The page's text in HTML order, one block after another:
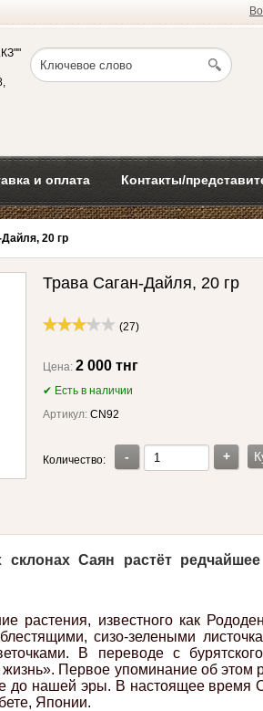
и оплата Контакты/
20 гр
Трава Саган-Дайля, 20 гр
(27)
Цена: 2 000 тнг
✔ Есть в наличии
Артикул: CN92
Количество: +
-
Саян растёт
растения, известного как
сизо-зелеными
В переводе с
Первое упоминание об этом
до нашей эры. В настоящее время
Японии.